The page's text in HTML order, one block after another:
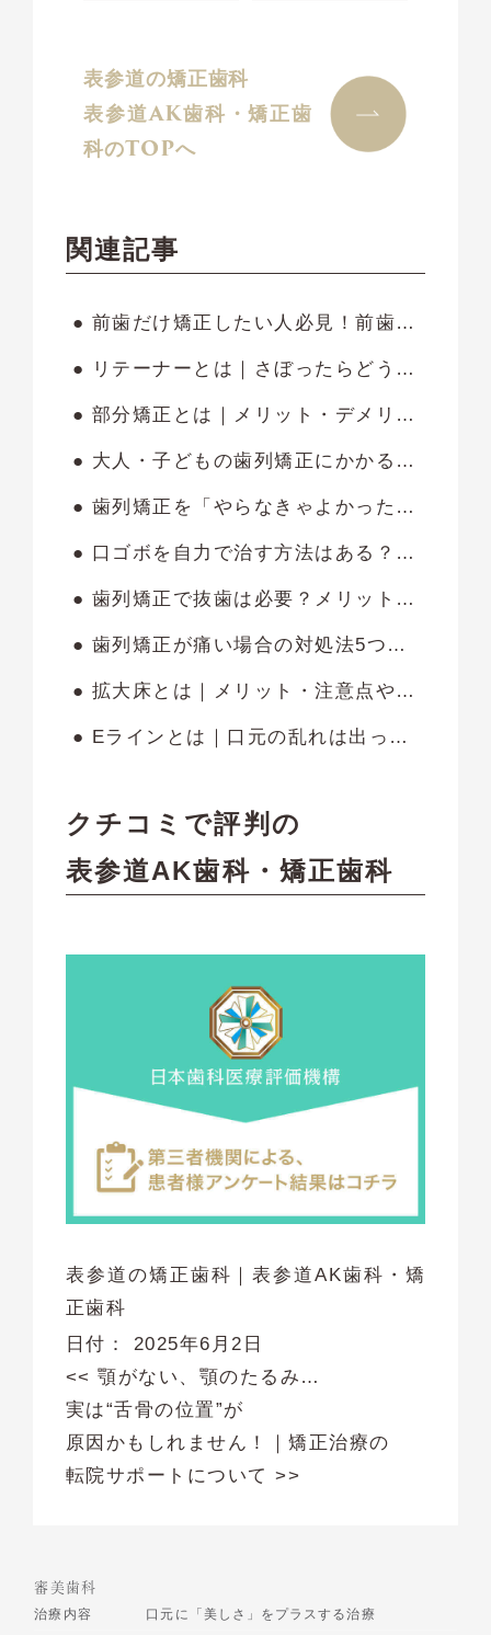
表参道の矯正歯科
表参道AK歯科・矯正歯
科のTOPへ
関連記事
● 前歯だけ矯正したい人必見！前歯の部分矯正にかかる費用やメリット・注意点を解説
● リテーナーとは｜さぼったらどうなる？いつまで着ける必要があるのかも解説します
● 部分矯正とは｜メリット・デメリットやかかる費用・期間も紹介します
● 大人・子どもの歯列矯正にかかる費用相場は？金額の内訳や安く抑える方法も紹介
● 歯列矯正を「やらなきゃよかった」と後悔するのはいつ？失敗しないための対策も紹介
● 口ゴボを自力で治す方法はある？悪化させる原因や矯正方法を解説
● 歯列矯正で抜歯は必要？メリット・デメリットをわかりやすく解説
● 歯列矯正が痛い場合の対処法5つ｜痛みの原因を3つに分けて解説
● 拡大床とは｜メリット・注意点や手入れの方法も解説します
● Eラインとは｜口元の乱れは出っ歯や受け口が原因？改善方法も紹介します
クチコミで評判の
表参道AK歯科・矯正歯科
表参道の矯正歯科｜表参道AK歯科・矯
正歯科
日付： 2025年6月2日
<< 顎がない、顎のたるみ…
実は“舌骨の位置”が
原因かもしれません！
｜矯正治療の
転院サポートについて>>
審美歯科
治療内容 口元に「美しさ」をプラスする治療